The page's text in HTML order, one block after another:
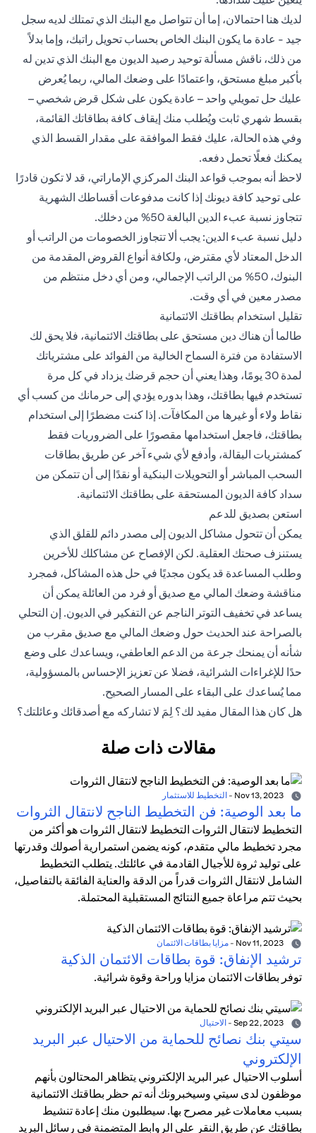
لديك هنا احتمالان، إما أن تتواصل مع البنك الذي تمتلك لديه سجل
جيد - عادة ما يكون البنك الخاص بحساب تحويل راتبك، وإما بدلاً
من ذلك، ناقش مسألة توحيد رصيد الديون مع البنك الذي تدين له
بأكبر مبلغ مستحق، واعتمادًا على وضعك المالي، ربما يُعرض
عليك حل تمويلي واحد – عادة يكون على شكل قرض شخصي –
بقسط شهري ثابت ويُطلب منك إيقاف كافة بطاقاتك القائمة،
وفي هذه الحالة، عليك فقط الموافقة على مقدار القسط الذي
يمكنك فعلًا تحمل دفعه.
لاحظ أنه بموجب قواعد البنك المركزي الإماراتي، قد لا تكون قادرًا
على توحيد كافة ديونك إذا كانت مدفوعات أقساطك الشهرية
تتجاوز نسبة عبء الدين البالغة 50% من دخلك.
دليل نسبة عبء الدين: يجب ألا تتجاوز الخصومات من الراتب أو
الدخل المعتاد لأي مقترض، ولكافة أنواع القروض المقدمة من
البنوك، 50% من الراتب الإجمالي، ومن أي دخل منتظم من
مصدر معين في أي وقت.
تقليل استخدام بطاقتك الائتمانية
طالما أن هناك دين مستحق على بطاقتك الائتمانية، فلا يحق لك
الاستفادة من فترة السماح الخالية من الفوائد على مشترياتك
لمدة 30 يومًا، وهذا يعني أن حجم قرضك يزداد في كل مرة
تستخدم فيها بطاقتك، وهذا بدوره يؤدي إلى حرمانك من كسب أي
نقاط ولاء أو غيرها من المكافآت. إذا كنت مضطرًا إلى استخدام
بطاقتك، فاجعل استخدامها مقصورًا على الضروريات فقط
كمشتريات البقالة، وأدفع لأي شيء آخر عن طريق بطاقات
السحب المباشر أو التحويلات البنكية أو نقدًا إلى أن تتمكن من
سداد كافة الديون المستحقة على بطاقتك الائتمانية.
استعن بصديق للدعم
يمكن أن تتحول مشاكل الديون إلى مصدر دائم للقلق الذي
يستنزف صحتك العقلية. لكن الإفصاح عن مشاكلك للأخرين
وطلب المساعدة قد يكون مجديًا في حل هذه المشاكل، فمجرد
مناقشة وضعك المالي مع صديق أو فرد من العائلة يمكن أن
يساعد في تخفيف التوتر الناجم عن التفكير في الديون. إن التحلي
بالصراحة عند الحديث حول وضعك المالي مع صديق مقرب من
شأنه أن يمنحك جرعة من الدعم العاطفي، ويساعدك على وضع
حدًا للإغراءات الشرائية، فضلا عن تعزيز الإحساس بالمسؤولية،
مما يُساعدك على البقاء على المسار الصحيح.
هل كان هذا المقال مفيد لك؟ لِمَ لا تشاركه مع أصدقائك وعائلتك؟
مقالات ذات صلة
- التخطيط للاستثمار
ما بعد الوصية: فن التخطيط الناجح لانتقال الثروات
التخطيط لانتقال الثروات التخطيط لانتقال الثروات هو أكثر من
مجرد تخطيط مالي متقدم، كونه يضمن استمرارية أصولك وقدرتها
على توليد ثروة للأجيال القادمة في عائلتك. يتطلب التخطيط
الشامل لانتقال الثروات قدراً من الدقة والعناية الفائقة بالتفاصيل،
بحيث تتم مراعاة جميع النتائج المستقبلية المحتملة.
- مزايا بطاقات الائتمان
ترشيد الإنفاق: قوة بطاقات الائتمان الذكية
توفر بطاقات الائتمان مزايا وراحة وقوة شرائية.
- الاحتيال
سيتي بنك نصائح للحماية من الاحتيال عبر البريد
الإلكتروني
أسلوب الاحتيال عبر البريد الإلكتروني يتظاهر المحتالون بأنهم
موظفون لدى سيتي وسيخبرونك أنه تم حظر بطاقتك الائتمانية
بسبب معاملات غير مصرح بها. سيطلبون منك إعادة تنشيط
بطاقتك عن طريق النقر على الروابط المتضمنة في رسائل البريد